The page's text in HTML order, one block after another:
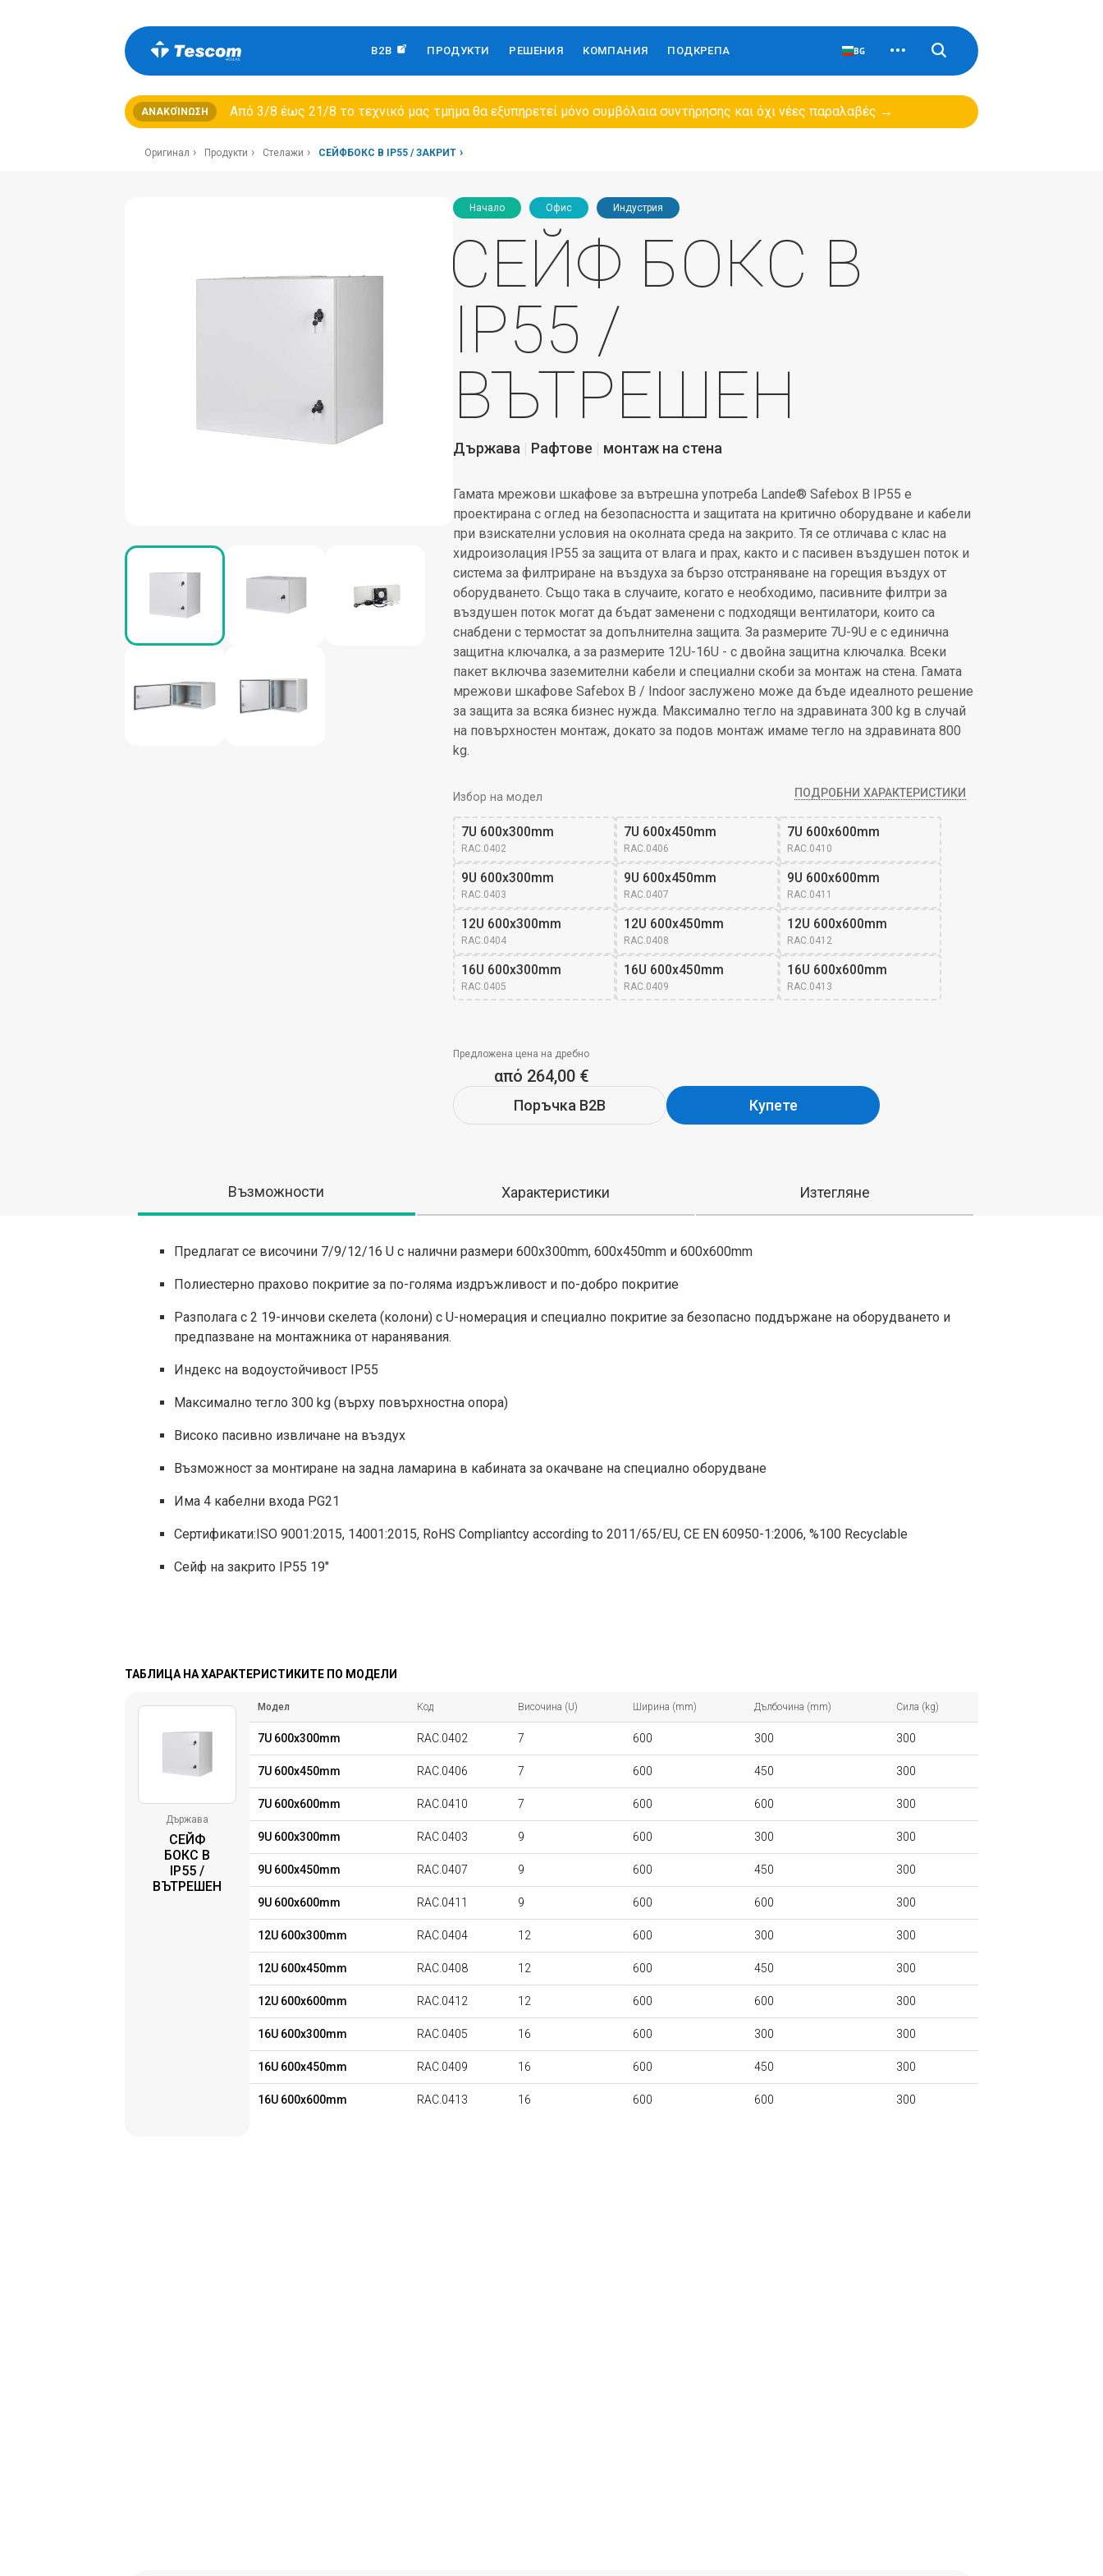
B2B ПРОДУКТИ РЕШЕНИЯ КОМПАНИЯ ПОДКРЕПА BG
ΑΝΑΚΟΊΝΩΣΗ Από 3/8 έως 21/8 τo τεχνικό μας τμήμα θα εξυπηρετεί μόνο συμβόλαια συντήρησης και όχι νέες παραλαβές →
Оригинал Продукти Стелажи СЕЙФБОКС B IP55 / ЗАКРИТ
Начало Офис Индустрия
СЕЙФ БОКС B
IP55 /
ВЪТРЕШЕН
Държава Рафтове монтаж на стена
Гамата мрежови шкафове за вътрешна употреба Lande® Safebox B IP55 е
проектирана с оглед на безопасността и защитата на критично оборудване и кабели
при взискателни условия на околната среда на закрито. Тя се отличава с клас на
хидроизолация IP55 за защита от влага и прах, както и с пасивен въздушен поток и
система за филтриране на въздуха за бързо отстраняване на горещия въздух от
оборудването. Също така в случаите, когато е необходимо, пасивните филтри за
въздушен поток могат да бъдат заменени с подходящи вентилатори, които са
снабдени с термостат за допълнителна защита. За размерите 7U-9U е с единична
защитна ключалка, а за размерите 12U-16U - с двойна защитна ключалка. Всеки
пакет включва заземителни кабели и специални скоби за монтаж на стена. Гамата
мрежови шкафове Safebox B / Indoor заслужено може да бъде идеалното решение
за защита за всяка бизнес нужда. Максимално тегло на здравината 300 kg в случай
на повърхностен монтаж, докато за подов монтаж имаме тегло на здравината 800
kg.
Избор на модел ПОДРОБНИ ХАРАКТЕРИСТИКИ
7U 600x300mm
RAC.0402
7U 600x450mm
RAC.0406
7U 600x600mm
RAC.0410
9U 600x300mm
RAC.0403
9U 600x450mm
RAC.0407
9U 600x600mm
RAC.0411
12U 600x300mm
RAC.0404
12U 600x450mm
RAC.0408
12U 600x600mm
RAC.0412
16U 600x300mm
RAC.0405
16U 600x450mm
RAC.0409
16U 600x600mm
RAC.0413
Предложена цена на дребно
από 264,00 €
Поръчка B2B Купете
Възможности Характеристики Изтегляне
Предлагат се височини 7/9/12/16 U с налични размери 600x300mm, 600x450mm и 600x600mm
Полиестерно прахово покритие за по-голяма издръжливост и по-добро покритие
Разполага с 2 19-инчови скелета (колони) с U-номерация и специално покритие за безопасно поддържане на оборудването и
предпазване на монтажника от наранявания.
Индекс на водоустойчивост IP55
Максимално тегло 300 kg (върху повърхностна опора)
Високо пасивно извличане на въздух
Възможност за монтиране на задна ламарина в кабината за окачване на специално оборудване
Има 4 кабелни входа PG21
Сертификати:ISO 9001:2015, 14001:2015, RoHS Compliantcy according to 2011/65/EU, CE EN 60950-1:2006, %100 Recyclable
Сейф на закрито IP55 19"
ТАБЛИЦА НА ХАРАКТЕРИСТИКИТЕ ПО МОДЕЛИ
Държава
СЕЙФ
БОКС B
IP55 /
ВЪТРЕШЕН
Модел Код Височина (U) Ширина (mm) Дълбочина (mm) Сила (kg)
7U 600x300mm RAC.0402 7 600 300 300
7U 600x450mm RAC.0406 7 600 450 300
7U 600x600mm RAC.0410 7 600 600 300
9U 600x300mm RAC.0403 9 600 300 300
9U 600x450mm RAC.0407 9 600 450 300
9U 600x600mm RAC.0411 9 600 600 300
12U 600x300mm RAC.0404 12 600 300 300
12U 600x450mm RAC.0408 12 600 450 300
12U 600x600mm RAC.0412 12 600 600 300
16U 600x300mm RAC.0405 16 600 300 300
16U 600x450mm RAC.0409 16 600 450 300
16U 600x600mm RAC.0413 16 600 600 300